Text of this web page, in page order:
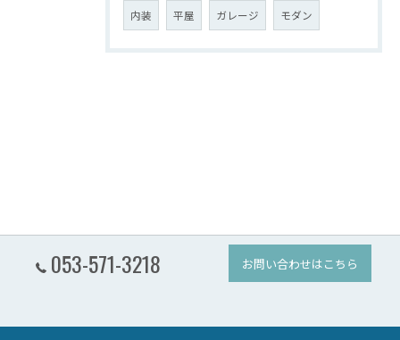
内装 平屋 ガレージ モダン
053-571-3218 お問い合わせはこちら